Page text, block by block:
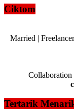
Ciktom
Married |
Collaboration
Tertarik